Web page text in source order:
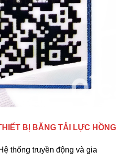
BỊ BĂNG TẢI LỰC HỒNG
thống truyền động và gia